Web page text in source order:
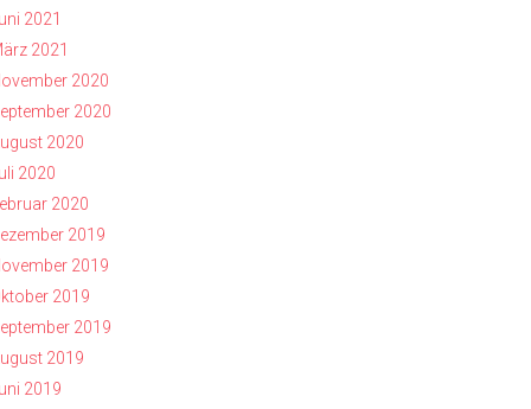
2021
2021
2020
2020
2020
2020
2020
2019
2019
2019
2019
2019
2019